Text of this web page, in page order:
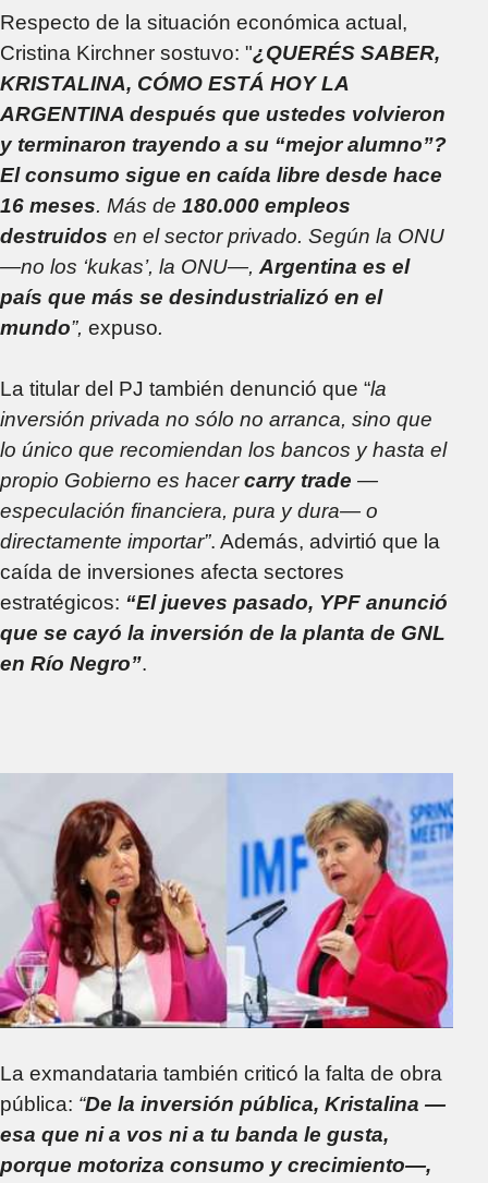
Respecto de la situación económica actual,
Cristina Kirchner sostuvo: "¿QUERÉS SABER,
KRISTALINA, CÓMO ESTÁ HOY LA
ARGENTINA después que ustedes volvieron
y terminaron trayendo a su “mejor alumno”?
El consumo sigue en caída libre desde hace
16 meses. Más de 180.000 empleos
destruidos en el sector privado. Según la ONU
—no los ‘kukas’, la ONU—, Argentina es el
país que más se desindustrializó en el
mundo”, expuso.
La titular del PJ también denunció que “la
inversión privada no sólo no arranca, sino que
lo único que recomiendan los bancos y hasta el
propio Gobierno es hacercarry trade —
especulación financiera, pura y dura— o
directamente importar”. Además, advirtió que la
caída de inversiones afecta sectores
estratégicos: “El jueves pasado, YPF anunció
que se cayó la inversión de la planta de GNL
en Río Negro”.
La exmandataria también criticó la falta de obra
pública: “De la inversión pública, Kristalina —
esa que ni a vos ni a tu banda le gusta,
porque motoriza consumo y crecimiento—,